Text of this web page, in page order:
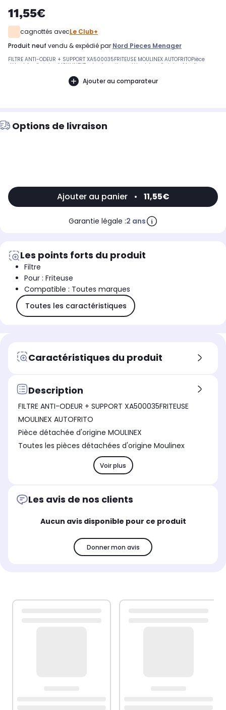
11,55€
cagnottés avecLe Club+
produit neuf vendu & expédié par Nord Pieces Menager
FILTRE ANTI-ODEUR + SUPPORT XA500035FRITEUSE MOULINEX AUTOFRITOPièce
détachée d'origine MOULINEXToutes les pièces détachées d'origine Moulinex
Ajouter au comparateur
Options de livraison
Ajouter au panier • 11,55€
Garantie légale :2 ans
Les points forts du produit
Filtre
Pour : Friteuse
Compatible : Toutes marques
Toutes les caractéristiques
Caractéristiques du produit
Description
FILTRE ANTI-ODEUR + SUPPORT XA500035FRITEUSE
MOULINEX AUTOFRITO
Pièce détachée d'origine MOULINEX
Toutes les pièces détachées d'origine Moulinex
Voir plus
Les avis de nos clients
Aucun avis disponible pour ce produit
Donner mon avis